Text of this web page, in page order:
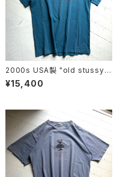
2000s USA製 "old stussy"
S/S T-shirt
¥15,400